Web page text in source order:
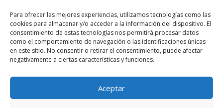
Para ofrecer las mejores experiencias, utilizamos tecnologías como las
cookies para almacenar y/o acceder a la información del dispositivo. El
consentimiento de estas tecnologías nos permitirá procesar datos
como el comportamiento de navegación o las identificaciones únicas
en este sitio. No consentir o retirar el consentimiento, puede afectar
negativamente a ciertas características y funciones.
Aceptar
Aurelio G-MenNordés Vermouth Rojo
AitorenNordés Vermouth Rojo
Aurelio G-M en Nordés Vermouth Rojo